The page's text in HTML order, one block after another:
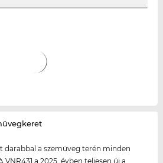
darabbal a szemüveg terén minden
a 2025. évben teljesen új a